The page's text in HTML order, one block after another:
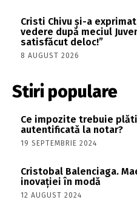
Cristi Chivu și-a
vedere după meciul
satisfăcut deloc!”
8 AUGUST 2026
Stiri populare
Ce impozite trebuie
autentificată la notar?
19 SEPTEMBRIE 2024
Cristobal Balenciaga.
inovației în modă
12 AUGUST 2024